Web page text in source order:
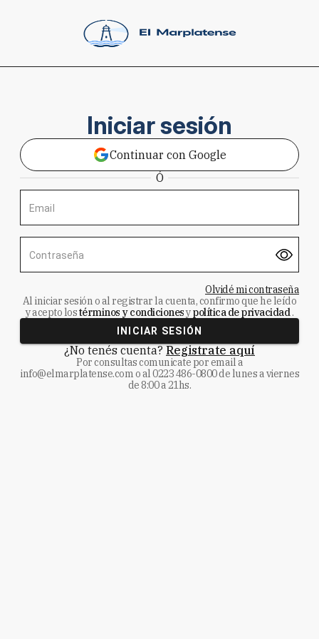
Iniciar sesión
Continuar con Google
Ó
Email
Contraseña
Olvidé mi contraseña
Al iniciar sesión o al registrar la cuenta, confirmo que he leído
y acepto lostérminos y condicionesypolítica de privacidad.
INICIAR SESIÓN
¿No tenés cuenta? Registrate aquí
Por consultas comunicate por email a
info@elmarplatense.como al0223 486-0800de lunes a viernes
de 8:00 a 21hs.